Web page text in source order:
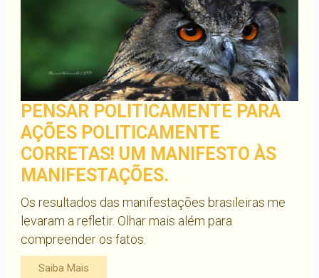
PENSAR POLITICAMENTE PARA
AÇÕES POLITICAMENTE
CORRETAS! UM MANIFESTO ÀS
MANIFESTAÇÕES.
Os resultados das manifestações brasileiras me
levaram a refletir. Olhar mais além para
compreender os fatos.
Saiba Mais